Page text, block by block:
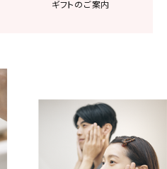
ギフトのご案内